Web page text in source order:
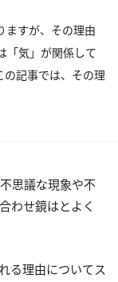
ますが、その理由
「気」が関係して
の記事では、その理
思議な現象や不
わせ鏡はとよく
る理由についてス